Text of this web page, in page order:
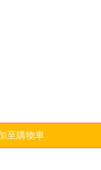
至購物車